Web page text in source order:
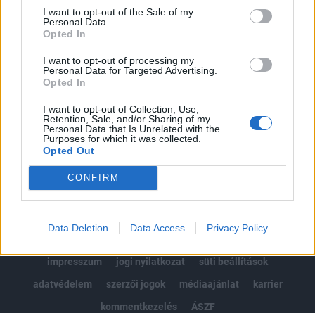
I want to opt-out of the Sale of my
Personal Data.
Opted In
I want to opt-out of processing my
Personal Data for Targeted Advertising.
Opted In
I want to opt-out of Collection, Use,
Retention, Sale, and/or Sharing of my
Personal Data that Is Unrelated with the
Purposes for which it was collected.
Opted Out
CONFIRM
Data Deletion Data Access Privacy Policy
Portfolio.hu teljes cikkarchívum
Kötéslisták: BÉT elmúlt 2 év napon belüli
kötéslistái
Előfizetés
MÁR ELŐFIZETŐNK VAGY?BEJELENTKEZÉS
impresszum
jogi nyilatkozat
süti beállítások
adatvédelem
szerzői jogok médiaajánlat
karrier
kommentkezelés
ÁSZF